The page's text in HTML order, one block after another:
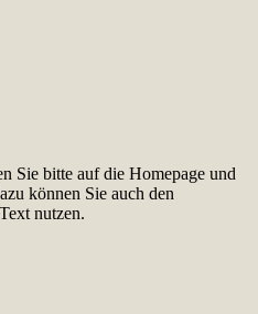
Sie bitte auf die Homepage und
können Sie auch den
nutzen.